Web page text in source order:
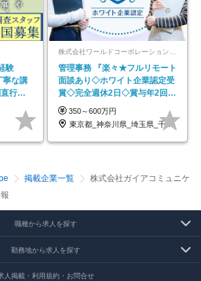
験
寧な講
行直
管理事務 『楽々★フルリモート
面談あり◇ホワイト企業認定受
賞◇完全週休2日◇賞与年2回
/p13
350～600万円
東京都_神奈川県_埼玉県_千葉県_大阪府…
掲載企業一覧
株式会社ガイアコミュニケ
職種から求人を探す
勤務地から求人を探す
人掲載・利用規約・お問合せ